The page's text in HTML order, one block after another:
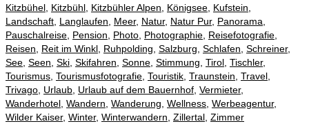
Kitzbühel Kitzbühl Kitzbühler Alpen Königsee Kufstein
Landschaft Langlaufen Meer, Natur, Natur Pur, Panorama
Pauschalreise Pension Photo Photographie Reisefotografie
Reisen
Reit im Winkl Ruhpolding Salzburg Schlafen Schreiner,
See Seen Ski Skifahren Sonne Stimmung Tirol Tischler,
Tourismus Tourismusfotografie Touristik Traunstein Travel
Trivago Urlaub Urlaub auf dem Bauernhof Vermieter,
Wanderhotel Wandern Wanderung Wellness Werbeagentur,
Wilder Kaiser, Winter, Winterwandern Zillertal Zimmer